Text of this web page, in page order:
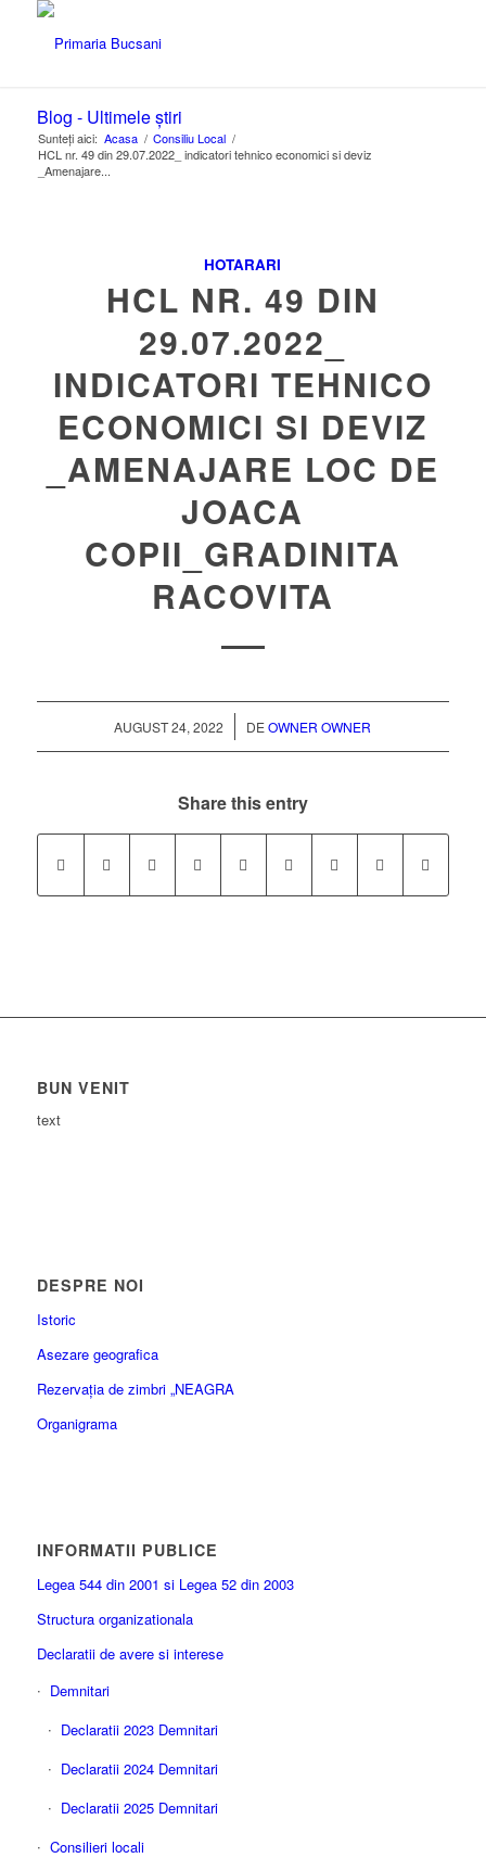
Blog - Ultimele știri
Sunteți aici: Acasa / Consiliu Local /
HCL nr. 49 din 29.07.2022_ indicatori tehnico economici si deviz
_Amenajare...
HOTARARI
HCL NR. 49 DIN
29.07.2022_
INDICATORI TEHNICO
ECONOMICI SI DEVIZ
_AMENAJARE LOC DE
JOACA
COPII_GRADINITA
RACOVITA
AUGUST 24, 2022
/ DEOWNER OWNER
Share this entry
BUN VENIT
text
DESPRE NOI
Istoric
Asezare geografica
Rezervația de zimbri „NEAGRA
Organigrama
INFORMATII PUBLICE
Legea 544 din 2001 si Legea 52 din 2003
Structura organizationala
Declaratii de avere si interese
Demnitari
Declaratii 2023 Demnitari
Declaratii 2024 Demnitari
Declaratii 2025 Demnitari
Consilieri locali